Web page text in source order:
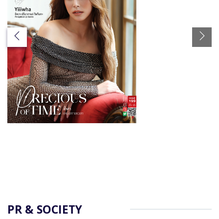
PR & SOCIETY